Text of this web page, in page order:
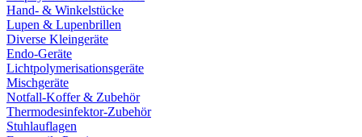
Hand- & Winkelstücke
Lupen & Lupenbrillen
Diverse Kleingeräte
Endo-Geräte
Lichtpolymerisationsgeräte
Mischgeräte
Notfall-Koffer & Zubehör
Thermodesinfektor-Zubehör
Stuhlauflagen